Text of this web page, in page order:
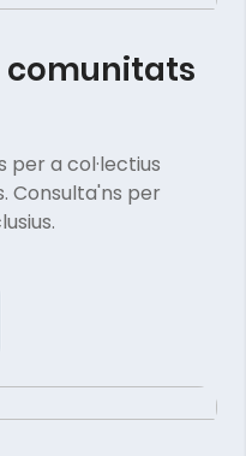
comunitats
per a col·lectius
Consulta'ns per